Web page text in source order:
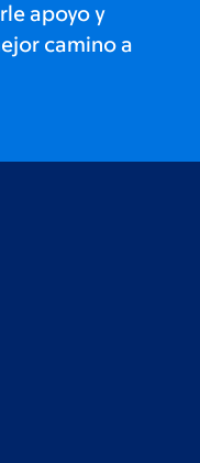
apoyo y
camino a